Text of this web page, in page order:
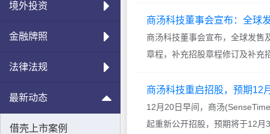
境外投资
金融牌照
法律法规
最新动态
借壳上市案例
商汤科技董事会宣布：全球
商汤科技董事会宣布，全球发售
章程，补充招股章程修订及补充
商汤科技重启招股，预期12
12月20日早间，商汤
起重新公开招股，预期将于12